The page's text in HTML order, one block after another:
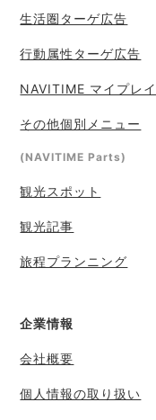
生活圏ターゲ広告
行動属性ターゲ広告
NAVITIME マイプレ
その他個別メニュー
(NAVITIME Parts)
観光スポット
観光記事
旅程プランニング
企業情報
会社概要
個人情報の取り扱い